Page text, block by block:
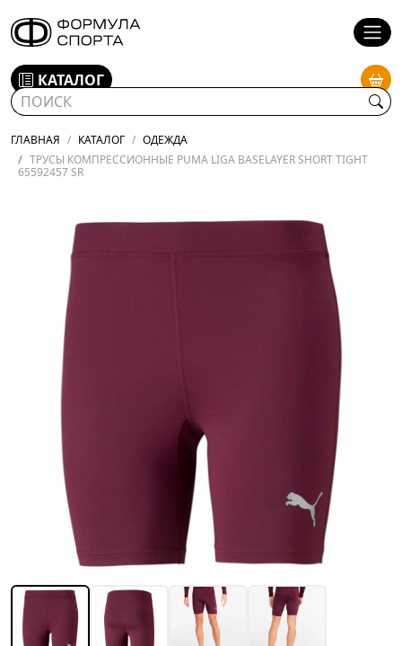
КАТАЛОГ
ГЛАВНАЯ КАТАЛОГ
ОДЕЖДА
ТРУСЫ КОМПРЕССИОННЫЕ PUMA LIGA BASELAYER SHORT TIGHT
65592457 SR